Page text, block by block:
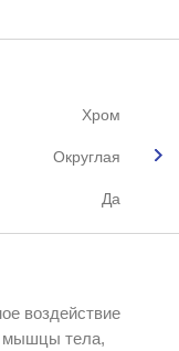
Хром
Округлая
Да
воздействие
мышцы тела,